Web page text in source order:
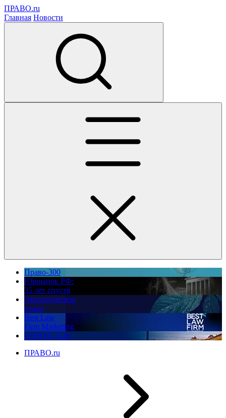
ПРАВО.ru
Главная Новости
Право-300
Юррынок РФ:
35 лет спустя
Экологическое
право
Best Law
Firm Marketing
ПМЮФ 2026
ПРАВО.ru